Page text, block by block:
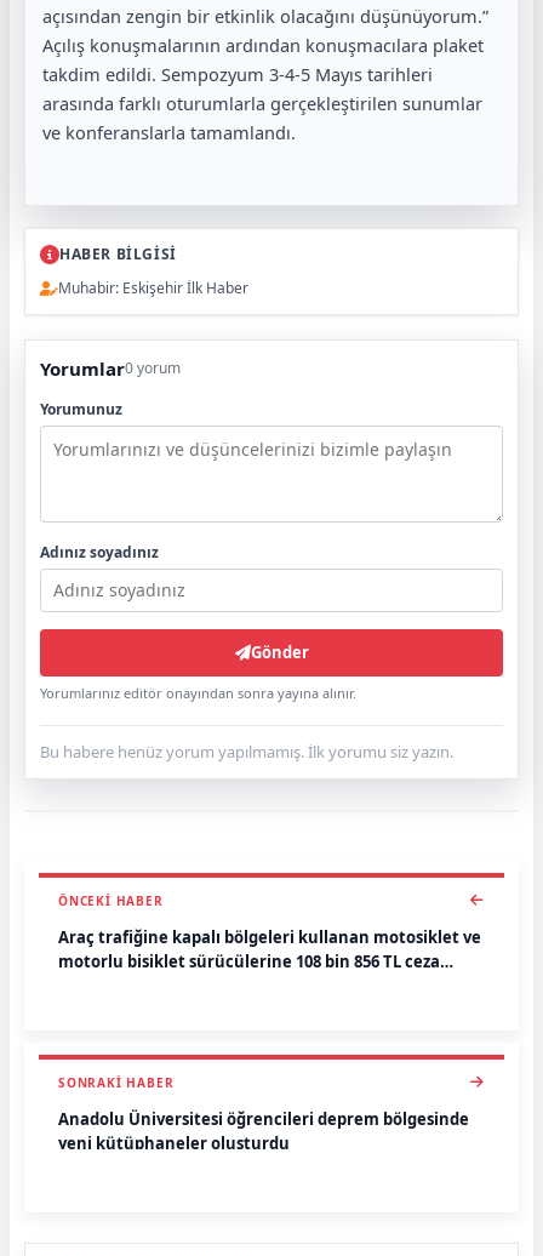
açısından zengin bir etkinlik olacağını düşünüyorum.”
Açılış konuşmalarının ardından konuşmacılara plaket
takdim edildi. Sempozyum 3-4-5 Mayıs tarihleri
arasında farklı oturumlarla gerçekleştirilen sunumlar
ve konferanslarla tamamlandı.
HABER BİLGİSİ
Muhabir: Eskişehir İlk Haber
Yorumlar0 yorum
Yorumunuz
Adınız soyadınız
Gönder
Yorumlarınız editör onayından sonra yayına alınır.
Bu habere henüz yorum yapılmamış. İlk yorumu siz yazın.
ÖNCEKI HABER
Araç trafiğine kapalı bölgeleri kullanan motosiklet ve
motorlu bisiklet sürücülerine 108 bin 856 TL ceza
SONRAKI HABER
Anadolu Üniversitesi öğrencileri deprem bölgesinde
yeni kütüphaneler oluşturdu